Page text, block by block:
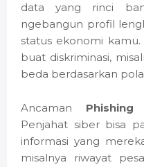
data yang rinci
ngebangun profil
status ekonomi kamu.
buat diskriminasi,
beda berdasarkan
Ancaman Phishing
Penjahat siber bisa
informasi yang
misalnya riwayat